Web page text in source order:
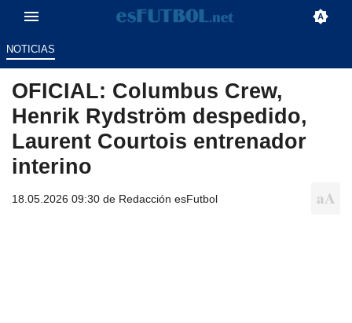
NOTICIAS
OFICIAL: Columbus Crew,
Henrik Rydström despedido,
Laurent Courtois entrenador
interino
18.05.2026 09:30 de Redacción esFutbol